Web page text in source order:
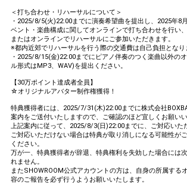
＜打ち合わせ・リハーサルについて＞
・2025/8/5(火)22:00までに演奏希望曲を提出し、2025年8
ベント・楽曲構成に関してオンラインで打ち合わせを行い
またはオンラインでリハーサルにご参加いただきます。
※都内近郊でリハーサルを行う際の交通費は自己負担となり
・2025/8/15(金)22:00までにピアノ伴奏のつく楽曲以外の
ル形式はMP3、WAV)を提出ください。
【30万ポイント達成者全員】
☆オリジナルアバター制作権獲得！
特典獲得者には、2025/7/31(木)22:00までに株式会社
案内をご送付いたしますので、ご確認のほど宜しくお願いい
上記案内に従って、2025/8/3(日)22:00までに、ご対応いた
ご対応いただけない場合は特典が取り消しになる可能性が
ください。
万が一、特典獲得者が辞退、特典権利を失効した場合には
れません。
またSHOWROOM公式アカウントの方は、自身の所属する
容のご報告を必ず行うようお願いいたします。